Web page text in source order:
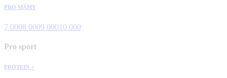
PRO MÁMY
7 0008 0009 00010 000
Pro sport
PROTEIN +